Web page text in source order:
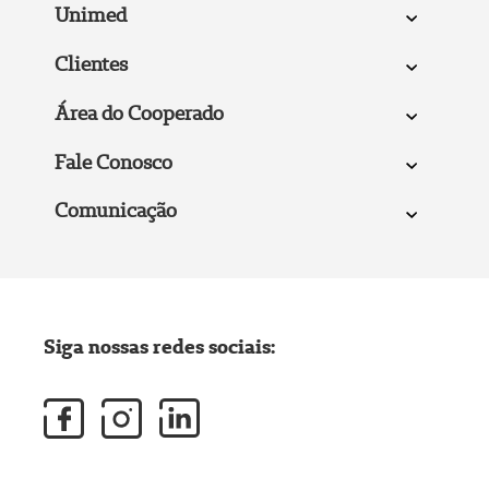
Unimed
Clientes
Área do Cooperado
Fale Conosco
Comunicação
Siga nossas redes sociais: